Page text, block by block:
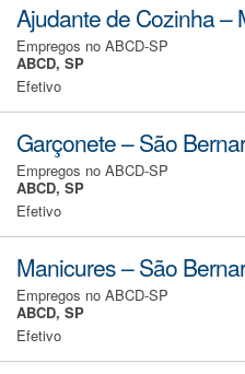
Ajudante de Cozinha –
Empregos no ABCD-SP
ABCD, SP
Efetivo
Garçonete – São
Empregos no ABCD-SP
ABCD, SP
Efetivo
Manicures – São
Empregos no ABCD-SP
ABCD, SP
Efetivo